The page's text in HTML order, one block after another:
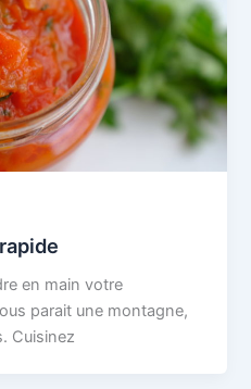
en main votre
parait une montagne,
Cuisinez